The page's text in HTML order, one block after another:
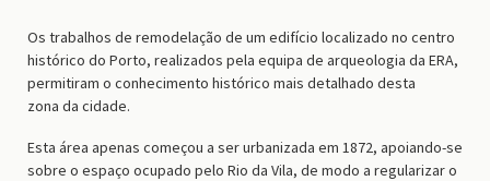
Os trabalhos de remodelação de um edifício localizado no centro
histórico do Porto, realizados pela equipa de arqueologia da ERA,
permitiram o conhecimento histórico mais detalhado desta
zona da cidade.
Esta área apenas começou a ser urbanizada em 1872, apoiando-se
sobre o espaço ocupado pelo Rio da Vila, de modo a regularizar o